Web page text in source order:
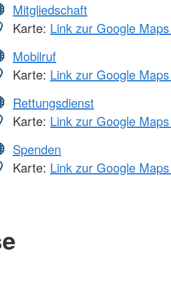
Mitgliedschaft
Karte: Link zur Google
Mobilruf
Karte: Link zur Google
Rettungsdienst
Karte: Link zur Google
Spenden
Karte: Link zur Google